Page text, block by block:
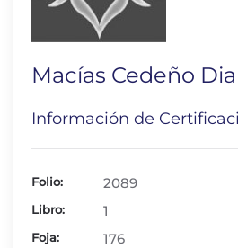
Macías Cedeño
Información de
Folio: 2089
Libro: 1
Foja: 176